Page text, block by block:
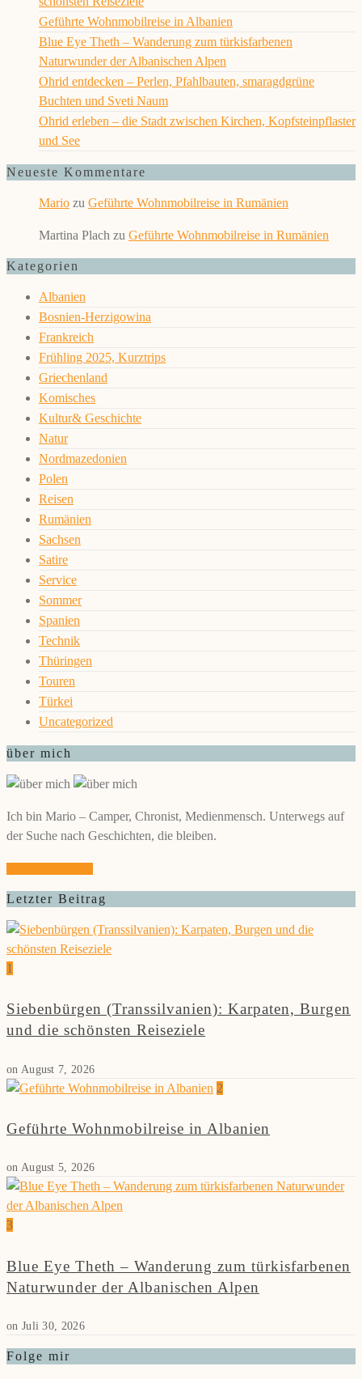
Geführte Wohnmobilreise in Albanien
Blue Eye Theth – Wanderung zum türkisfarbenen
Naturwunder der Albanischen Alpen
Ohrid entdecken – Perlen, Pfahlbauten, smaragdgrüne
Buchten und Sveti Naum
Ohrid erleben – die Stadt zwischen Kirchen, Kopfsteinpflaster
und See
Neueste Kommentare
Mario zu Geführte Wohnmobilreise in Rumänien
Martina Plach zu Geführte Wohnmobilreise in Rumänien
Kategorien
Albanien
Bosnien-Herzigowina
Frankreich
Frühling 2025, Kurztrips
Griechenland
Komisches
Kultur& Geschichte
Natur
Nordmazedonien
Polen
Reisen
Rumänien
Sachsen
Satire
Service
Sommer
Spanien
Technik
Thüringen
Touren
Türkei
Uncategorized
über mich
Ich bin Mario – Camper, Chronist, Medienmensch. Unterwegs auf
der Suche nach Geschichten, die bleiben.
Letzter Beitrag
1
Siebenbürgen (Transsilvanien): Karpaten, Burgen
und die schönsten Reiseziele
on August 7, 2026
2
Geführte Wohnmobilreise in Albanien
on August 5, 2026
3
Blue Eye Theth – Wanderung zum türkisfarbenen
Naturwunder der Albanischen Alpen
on Juli 30, 2026
Folge mir